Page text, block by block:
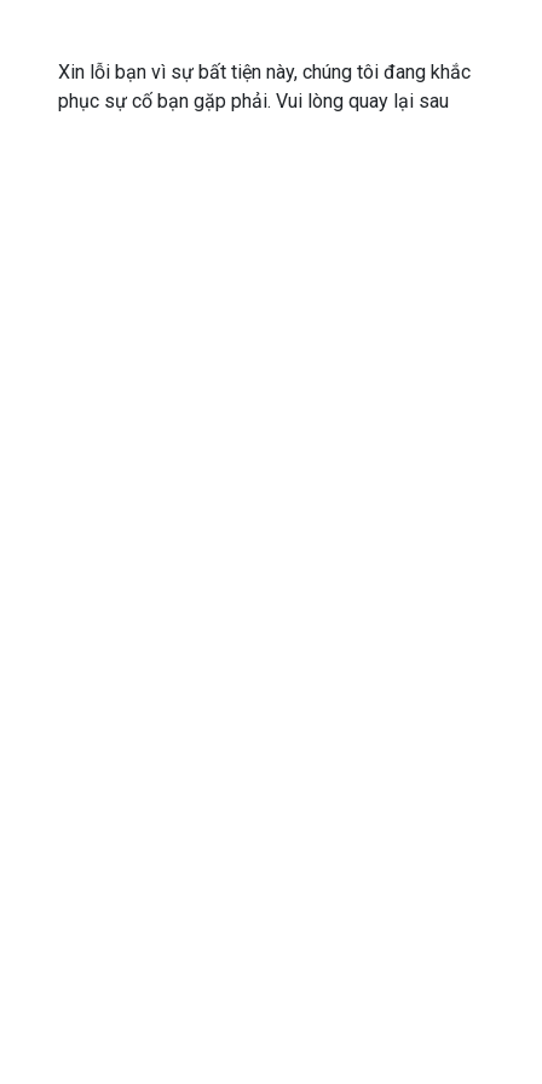
Xin lỗi bạn vì sự bất tiện này, chúng tôi đang khắc
phục sự cố bạn gặp phải. Vui lòng quay lại sau